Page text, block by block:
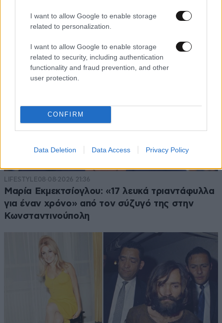
I want to allow Google to enable storage
related to personalization.
I want to allow Google to enable storage
related to security, including authentication
functionality and fraud prevention, and other
user protection.
CONFIRM
Data Deletion Data Access Privacy Policy
LIFESTYLE08·08·2026 21:36
Μαρία Εκμεκτσίογλου: «17 λευκά τριαντάφυλλα
για έναν χρόνο» από τον σύζυγό της στην
Κωνσταντινούπολη